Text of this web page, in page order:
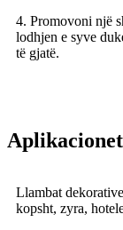
4. Promovoni një
lodhjen e syve
të gjatë.
Aplikacionet
Llambat
kopsht, zyra,